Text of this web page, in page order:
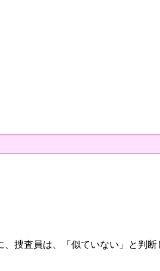
捜査員は、「似ていない」と判